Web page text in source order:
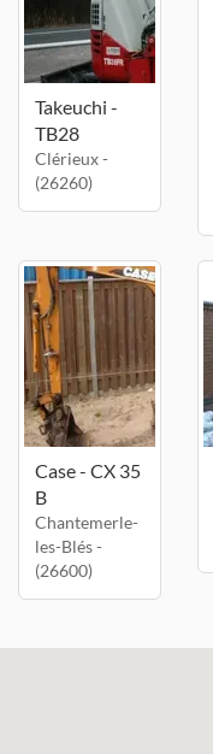
Takeuchi -
TB28
Clérieux -
(26260)
Case - CX 35
B
Chantemerle-
les-Blés -
(26600)